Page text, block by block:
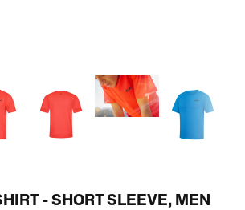
- SHORT SLEEVE, MEN